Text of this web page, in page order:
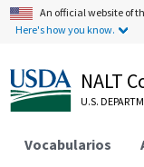
An official website of
Here's how you know.
NALT
U.S.
Vocabularios